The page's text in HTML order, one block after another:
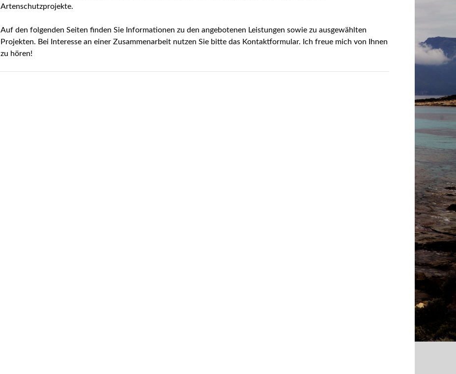
Artenschutzprojekte.
Auf den folgenden Seiten finden Sie Informationen zu den angebotenen Leistungen sowie zu ausgewählten
Projekten. Bei Interesse an einer Zusammenarbeit nutzen Sie bitte das Kontaktformular. Ich freue mich von Ihnen
zu hören!